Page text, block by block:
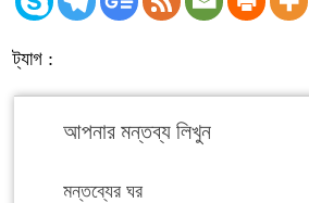
ট্যাগ :
আপনার মন্তব্য লিখুন
মন্তব্যের ঘর